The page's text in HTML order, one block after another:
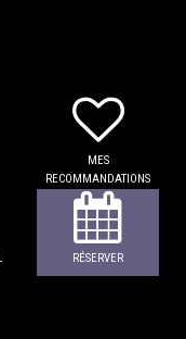
MES
RECOMMANDATIONS
RÉSERVER